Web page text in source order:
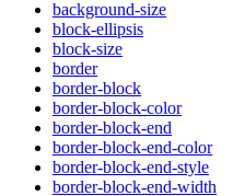
background-size
block-ellipsis
block-size
border
border-block
border-block-color
border-block-end
border-block-end-color
border-block-end-style
border-block-end-width